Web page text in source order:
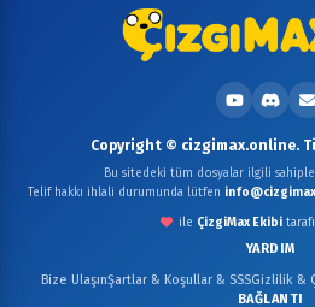
YARDIM
Bize UlaşınŞartlar & Koşullar & SSSGizlilik &
BAĞLANTI
Copyright © cizgimax.online.
Bu sitedeki tüm dosyalar ilgili
Telif hakkı ihlali durumunda lütfen
ile ÇizgiMax Ekibi